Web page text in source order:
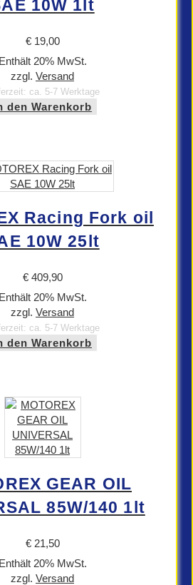
10W 1lt
€19,00
Enthält 20% MwSt.
zzgl. Versand
ca. 5-7 Werktage
den Warenkorb
Racing Fork oil
10W 25lt
€409,90
Enthält 20% MwSt.
zzgl. Versand
ca. 5-7 Werktage
den Warenkorb
GEAR OIL
85W/140 1lt
€21,50
Enthält 20% MwSt.
zzgl. Versand